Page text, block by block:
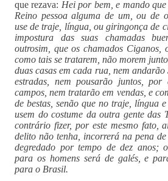
que rezava: Hei por bem, e mando
Reino pessoa alguma de um, ou de
use de traje, língua, ou giringonça de
impostura das suas chamadas
outrosim, que os chamados Ciganos,
como tais se tratarem, não morem
duas casas em cada rua, nem andarão
estradas, nem pousarão juntos, por
campos, nem tratarão em vendas, e
de bestas, senão que no traje, língua
usem do costume da outra gente das
contrário fizer, por este mesmo fato,
delito não tenha, incorrerá na pena de
degredado por tempo de dez anos;
para os homens será de galés, e
para o Brasil.